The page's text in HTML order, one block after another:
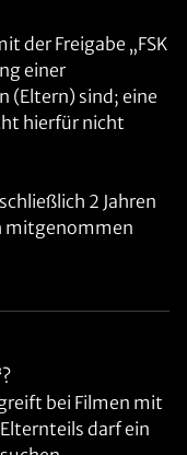
der Freigabe „FSK
einer
(Eltern) sind; eine
hierfür nicht
2 Jahren
mitgenommen
bei Filmen mit
darf ein